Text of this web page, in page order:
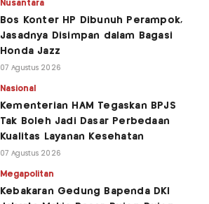
Nusantara
Bos Konter HP Dibunuh Perampok,
Jasadnya Disimpan dalam Bagasi
Honda Jazz
07 Agustus 2026
Nasional
Kementerian HAM Tegaskan BPJS
Tak Boleh Jadi Dasar Perbedaan
Kualitas Layanan Kesehatan
07 Agustus 2026
Megapolitan
Kebakaran Gedung Bapenda DKI